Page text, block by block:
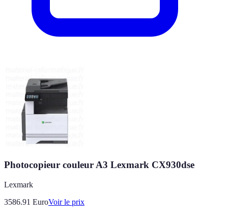
Photocopieur couleur A3 Lexmark CX930dse
Lexmark
3586.91 EuroVoir le prix